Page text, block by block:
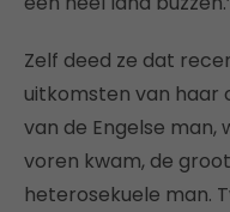
Zelf deed ze dat
uitkomsten van haar
van de Engelse
voren kwam, de
heterosekuele man.